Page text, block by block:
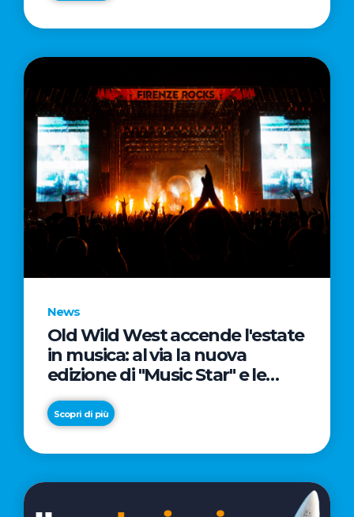
News
Old Wild West accende l'estate
in musica: al via la nuova
edizione di "Music Star" e le
prestigiose partnership con
Radio Italia e Live Nation
Scopri di più